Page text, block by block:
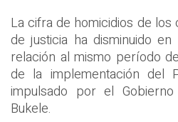
La cifra de homicidios de
de justicia ha disminuido
relación al mismo período
de la implementación del
impulsado por el
Bukele.